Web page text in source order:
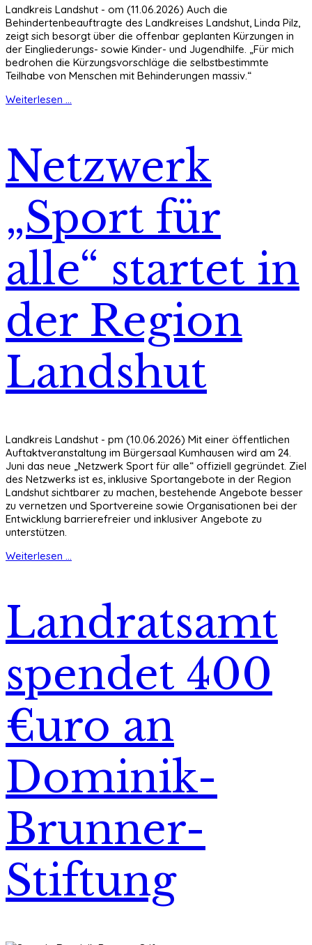
Landkreis Landshut - om (11.06.2026) Auch die
Behindertenbeauftragte des Landkreises Landshut, Linda Pilz,
zeigt sich besorgt über die offenbar geplanten Kürzungen in
der Eingliederungs- sowie Kinder- und Jugendhilfe. „Für mich
bedrohen die Kürzungsvorschläge die selbstbestimmte
Teilhabe von Menschen mit Behinderungen massiv.“
Weiterlesen ...
Netzwerk
„Sport für
alle“ startet in
der Region
Landshut
Landkreis Landshut - pm (10.06.2026) Mit einer öffentlichen
Auftaktveranstaltung im Bürgersaal Kumhausen wird am 24.
Juni das neue „Netzwerk Sport für alle“ offiziell gegründet. Ziel
des Netzwerks ist es, inklusive Sportangebote in der Region
Landshut sichtbarer zu machen, bestehende Angebote besser
zu vernetzen und Sportvereine sowie Organisationen bei der
Entwicklung barrierefreier und inklusiver Angebote zu
unterstützen.
Weiterlesen ...
Landratsamt
spendet 400
€uro an
Dominik-
Brunner-
Stiftung